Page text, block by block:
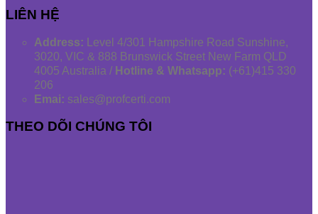
LIÊN HỆ
Address: Level 4/301 Hampshire Road Sunshine,
3020, VIC & 888 Brunswick Street New Farm QLD
4005 Australia / Hotline & Whatsapp: (+61)415 330
206
Emai: sales@profcerti.com
THEO DÕI CHÚNG TÔI